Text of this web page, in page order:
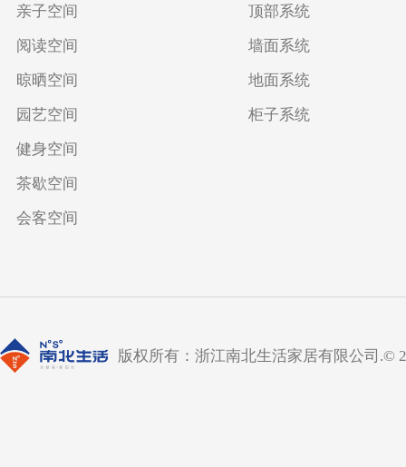
亲子空间
阅读空间
晾晒空间
园艺空间
健身空间
茶歇空间
会客空间
顶部系统
墙面系统
地面系统
柜子系统
版权所有：浙江南北生活家居有限公司.©